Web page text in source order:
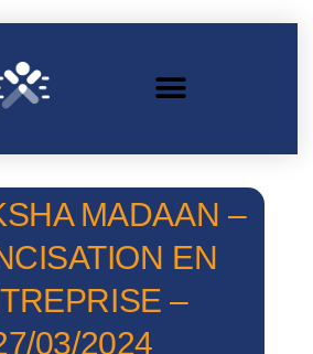
MADAAN –
EN
–
03/2024